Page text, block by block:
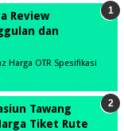
Review
dan
Harga OTR Spesifikasi
Tawang
Tiket Rute